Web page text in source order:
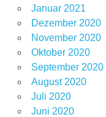
Januar 2021
Dezember 2020
November 2020
Oktober 2020
September 2020
August 2020
Juli 2020
Juni 2020